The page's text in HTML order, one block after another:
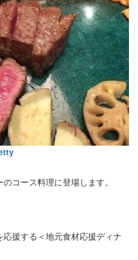
コース料理に登場します。
援する＜地元食材応援ディナ